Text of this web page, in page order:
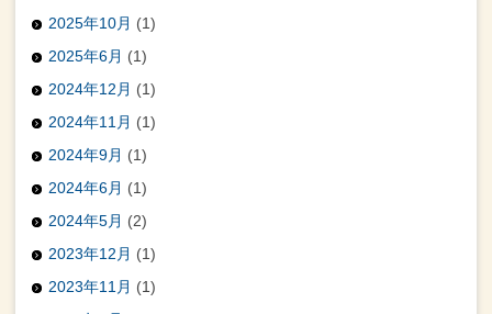
2025年10月 (1)
2025年6月 (1)
2024年12月 (1)
2024年11月 (1)
2024年9月 (1)
2024年6月 (1)
2024年5月 (2)
2023年12月 (1)
2023年11月 (1)